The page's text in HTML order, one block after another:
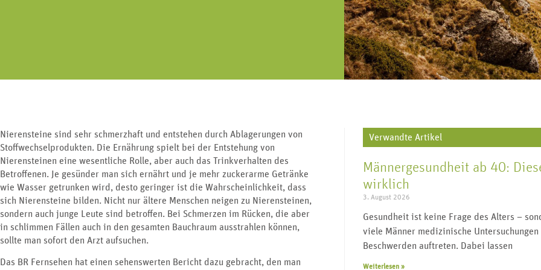
Geschlechtskrankheiten,
Transgender, Wechseljahre uvm.
„Urologie für alle“ lebt von regem
Austausch und vielen Impulsgebern.
Werden Sie Teil der Community und
folgen Sie uns.
Nierensteine sind sehr schmerzhaft und entstehen durch Ablagerungen von
Stoffwechselprodukten. Die Ernährung spielt bei der Entstehung von
Nierensteinen eine wesentliche Rolle, aber auch das Trinkverhalten des
Betroffenen. Je gesünder man sich ernährt und je mehr zuckerarme Getränke
wie Wasser getrunken wird, desto geringer ist die Wahrscheinlichkeit, dass
sich Nierensteine bilden. Nicht nur ältere Menschen neigen zu Nierensteinen,
sondern auch junge Leute sind betroffen. Bei Schmerzen im Rücken, die aber
in schlimmen Fällen auch in den gesamten Bauchraum ausstrahlen können,
sollte man sofort den Arzt aufsuchen.
Das BR Fernsehen hat einen sehenswerten Bericht dazu gebracht, den man
Verwandte Artikel
Männergesundheit ab 40:
wirklich
3. August 2026
Gesundheit ist keine Frage des Alters –
viele Männer medizinische
Beschwerden auftreten. Dabei lassen
Weiterlesen »